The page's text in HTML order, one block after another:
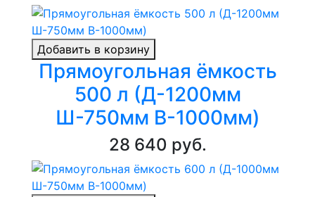
Добавить в корзину
Прямоугольная ёмкость
500 л (Д-1200мм
Ш-750мм В-1000мм)
28 640 руб.